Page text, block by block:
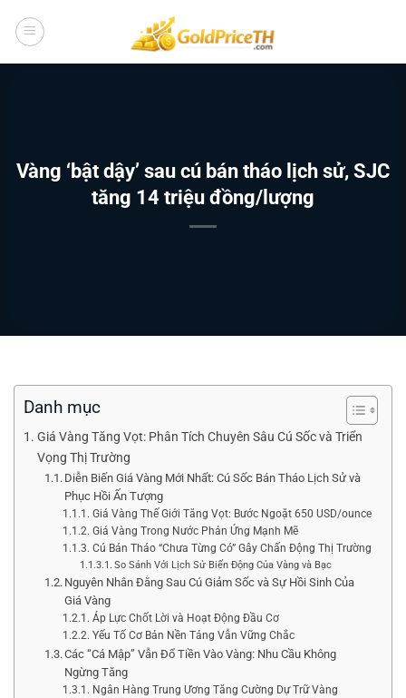
qua
Vàng ‘bật dậy’ sau cú bán tháo lịch sử, SJC
tăng 14 triệu đồng/lượng
Danh mục
Giá Vàng Tăng Vọt: Phân Tích Chuyên Sâu Cú Sốc và Triển
Vọng Thị Trường
Diễn Biến Giá Vàng Mới Nhất: Cú Sốc Bán Tháo Lịch Sử và
Phục Hồi Ấn Tượng
Giá Vàng Thế Giới Tăng Vọt: Bước Ngoặt 650 USD/ounce
Giá Vàng Trong Nước Phản Ứng Mạnh Mẽ
Cú Bán Tháo “Chưa Từng Có” Gây Chấn Động Thị Trường
So Sánh Với Lịch Sử Biến Động Của Vàng và Bạc
Nguyên Nhân Đằng Sau Cú Giảm Sốc và Sự Hồi Sinh Của
Giá Vàng
Áp Lực Chốt Lời và Hoạt Động Đầu Cơ
Yếu Tố Cơ Bản Nền Tảng Vẫn Vững Chắc
Các “Cá Mập” Vẫn Đổ Tiền Vào Vàng: Nhu Cầu Không
Ngừng Tăng
Ngân Hàng Trung Ương Tăng Cường Dự Trữ Vàng